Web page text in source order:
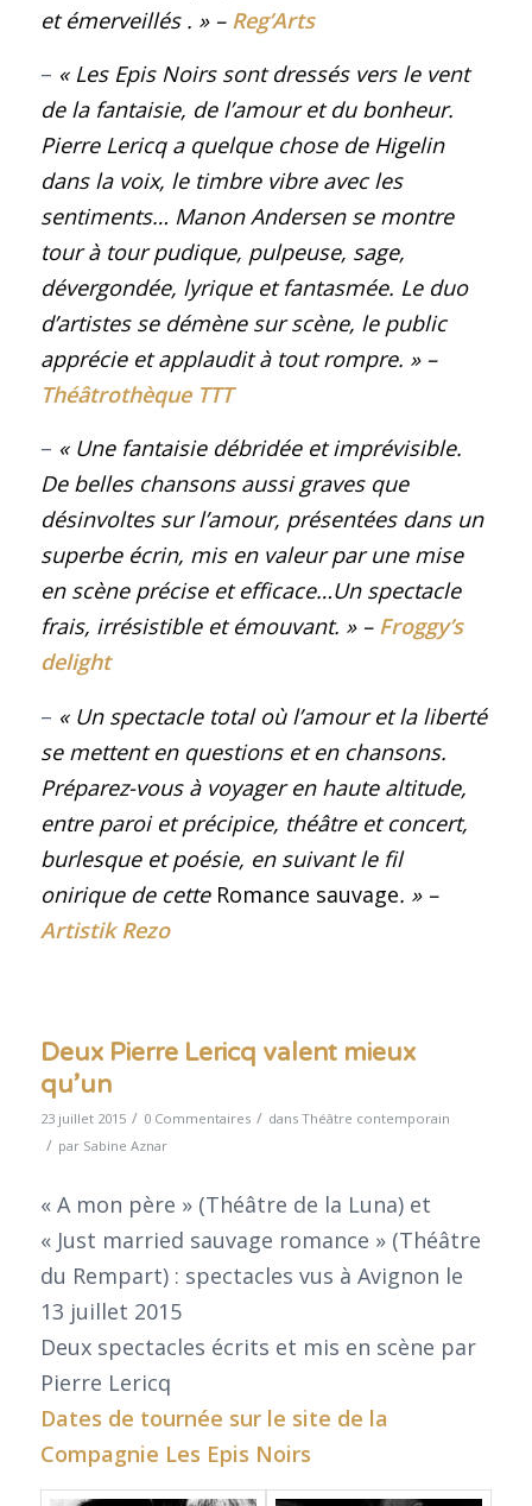
et émerveillés . » – Reg’Arts
– « Les Epis Noirssont dressés vers le vent
de la fantaisie, de l’amour et du bonheur.
Pierre Lericq a quelque chose de Higelin
dans la voix, le timbre vibre avec les
sentiments… Manon Andersen se montre
tour à tour pudique, pulpeuse, sage,
dévergondée, lyrique et fantasmée. Le duo
d’artistes se démène sur scène, le public
apprécie et applaudit à tout rompre. » –
Théâtrothèque TTT
– « Une fantaisie débridée et imprévisible.
De belles chansons aussi graves que
désinvoltes sur l’amour, présentées dans un
superbe écrin, mis en valeur par une mise
en scène précise et efficace…Un spectacle
frais, irrésistible et émouvant. » – Froggy’s
delight
– « Un spectacle total où l’amour et la liberté
se mettent en questions et en chansons.
Préparez-vous à voyager en haute altitude,
entre paroi et précipice, théâtre et concert,
burlesque et poésie, en suivant le fil
onirique de cette Romance sauvage. » –
Artistik Rezo
Deux Pierre Lericq valent mieux
qu’un
23 juillet 2015 / 0 Commentaires / dans Théâtre contemporain
/ par Sabine Aznar
« A mon père » (Théâtre de la Luna) et
« Just married sauvage romance » (Théâtre
du Rempart) : spectacles vus à Avignon le
13 juillet 2015
Deux spectacles écrits et mis en scène par
Pierre Lericq
Dates de tournée sur le site de la
Compagnie Les Epis Noirs